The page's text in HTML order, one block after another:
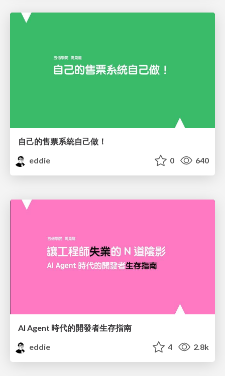
自己的售票系統自己做！
eddie
0 640
AI Agent 時代的開發者生存指南
eddie
4 2.8k